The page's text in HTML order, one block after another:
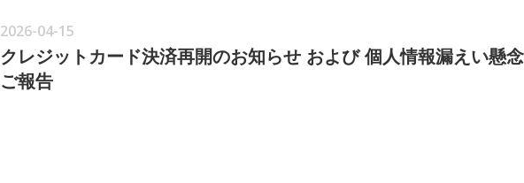
2026-04-15
クレジットカード決済再開のお知らせ および 個人情報漏えい懸
ご報告